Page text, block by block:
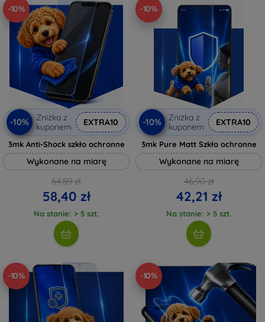
-10%
-10%
Zniżka z
kuponem
EXTRA10
3mk Anti-Shock szkło ochronne
Wykonane na miarę
64,89 zł
58,40 zł
Na stanie: > 5 szt.
-10%
-10%
Zniżka z
kuponem
EXTRA10
3mk Pure Matt Szkło ochronne
Wykonane na miarę
46,90 zł
42,21 zł
Na stanie: > 5 szt.
-10% -10%